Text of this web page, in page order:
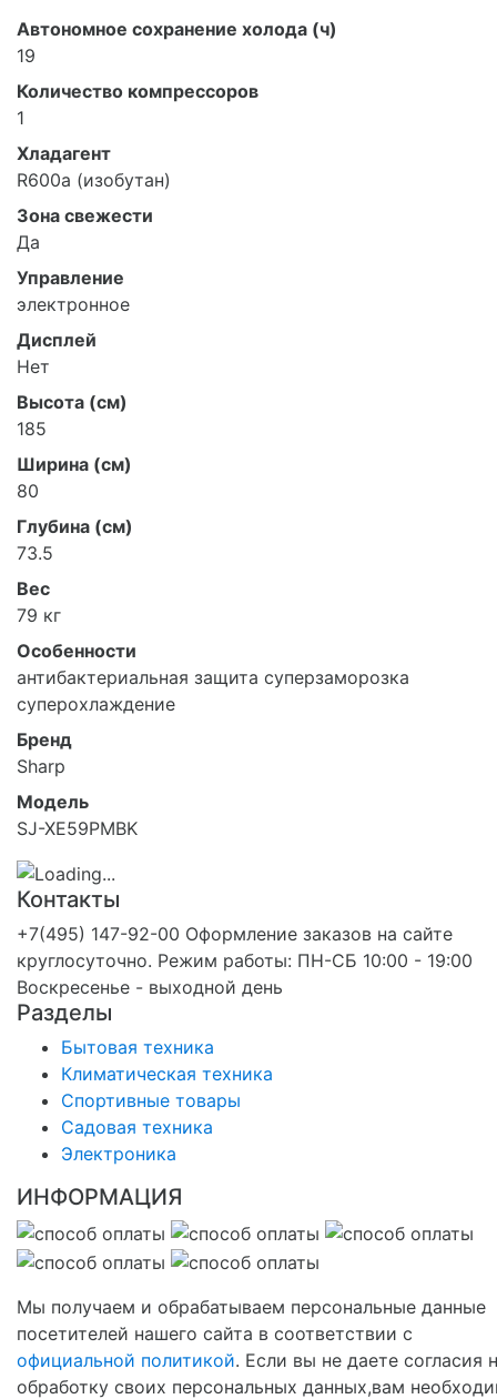
Автономное сохранение холода (ч)
19
Количество компрессоров
1
Хладагент
R600a (изобутан)
Зона свежести
Да
Управление
электронное
Дисплей
Нет
Высота (см)
185
Ширина (см)
80
Глубина (см)
73.5
Вес
79 кг
Особенности
антибактериальная защита суперзаморозка
суперохлаждение
Бренд
Sharp
Модель
SJ-XE59PMBK
Контакты
+7(495) 147-92-00 Оформление заказов на сайте
круглосуточно. Режим работы: ПН-СБ 10:00 - 19:00
Воскресенье - выходной день
Разделы
Бытовая техника
Климатическая техника
Спортивные товары
Садовая техника
Электроника
ИНФОРМАЦИЯ
Мы получаем и обрабатываем персональные данные
посетителей нашего сайта в соответствии с
официальной политикой. Если вы не даете согласия
обработку своих персональных данных,вам